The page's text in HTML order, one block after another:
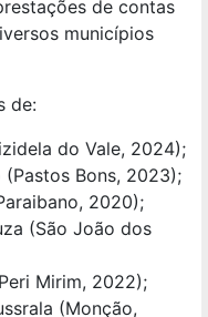
de contas
municípios
de:
do Vale, 2024);
Bons, 2023);
2020);
(São João dos
Mirim, 2022);
(Monção,